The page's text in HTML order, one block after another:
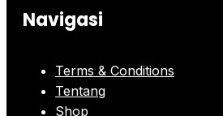
Navigasi
Terms & Conditions
Tentang
Shop